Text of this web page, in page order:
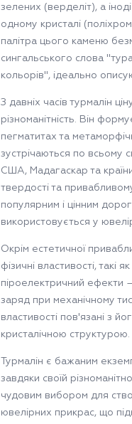
зелених (верделіт), а
одному кристалі
палітра цього каменю
сингальського слова
кольорів", ідеально
З давніх часів турмалін
різноманітність. Він
пегматитах та
зустрічаються по всьому
США, Мадагаскар та
твердості та
популярним і цінним
використовується у
Окрім естетичної
фізичні властивості, такі
піроелектричний ефекти
заряд при механічному
властивості пов'язані з
кристалічною структурою.
Турмалін є бажаним
завдяки своїй
чудовим вибором для
ювелірних прикрас, що